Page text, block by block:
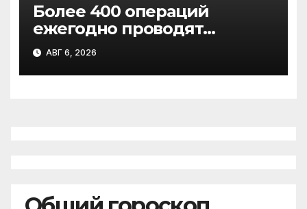
Более 400 операций
ежегодно проводят
торакальные хирурги
Архангельского
онкодиспансера
АВГ 6, 2026